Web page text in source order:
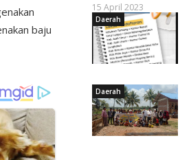
baju
15 April 2023
Daerah
Daerah